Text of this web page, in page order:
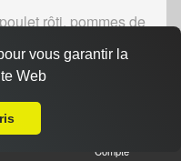
rôti, pommes de
Compte
vous garantir la
Web